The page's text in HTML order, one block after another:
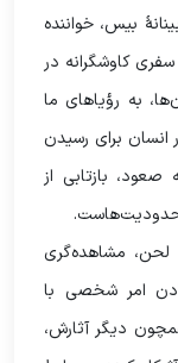
بیس، خواننده
کاوشگرانه در
به رؤیاهای ما
برای رسیدن
بازتابی از
مشاهده‌گری
امر شخصی با
دیگر آثارش،